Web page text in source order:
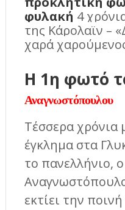
φυλακή 4
της Κάρολαϊν –
χαρά
Η 1η φωτό
Αναγνωστόπουλου
Τέσσερα χρόνια
έγκλημα στα
το πανελλήνιο,
εκτίει την